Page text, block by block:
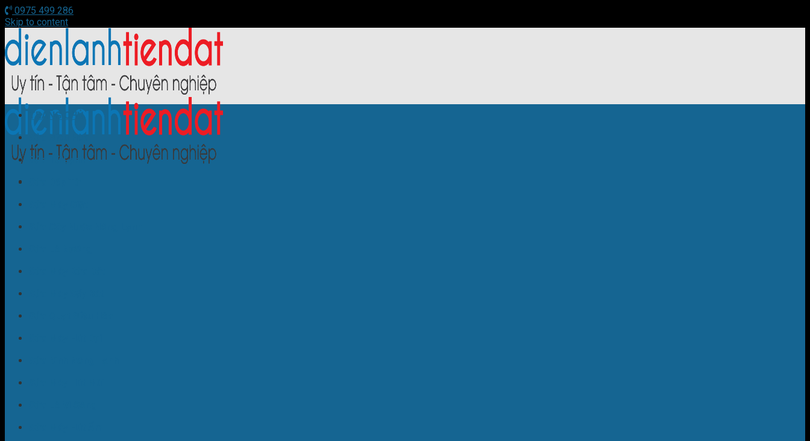
0975 499 286
Skip to content
TRANG CHỦ
Sửa Điều Hòa
Sửa Tủ Lạnh